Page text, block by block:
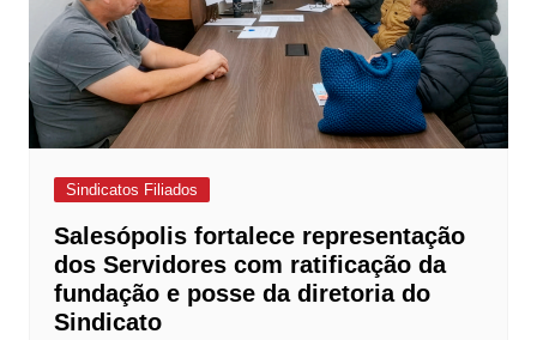
Sindicatos Filiados
Salesópolis fortalece representação
dos Servidores com ratificação da
fundação e posse da diretoria do
Sindicato